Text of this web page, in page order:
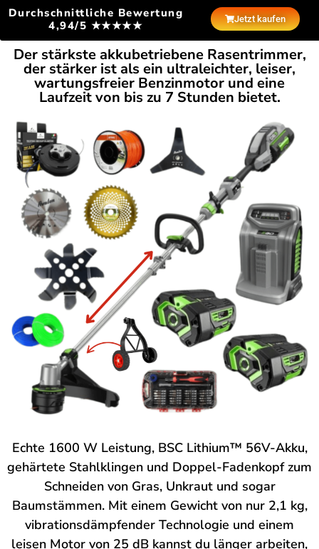
Durchschnittliche Bewertung
4,94/5 ★★★★★
Jetzt kaufen
Der stärkste akkubetriebene Rasentrimmer,
der stärker ist als ein ultraleichter, leiser,
wartungsfreier Benzinmotor und eine
Laufzeit von bis zu 7 Stunden bietet.
Echte 1600 W Leistung, BSC Lithium™ 56V-Akku,
gehärtete Stahlklingen und Doppel-Fadenkopf zum
Schneiden von Gras, Unkraut und sogar
Baumstämmen. Mit einem Gewicht von nur 2,1 kg,
vibrationsdämpfender Technologie und einem
leisen Motor von 25 dB kannst du länger arbeiten,